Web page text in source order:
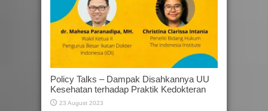
Policy Talks – Dampak Disahkannya UU
Kesehatan terhadap Praktik Kedokteran
23 August 2023